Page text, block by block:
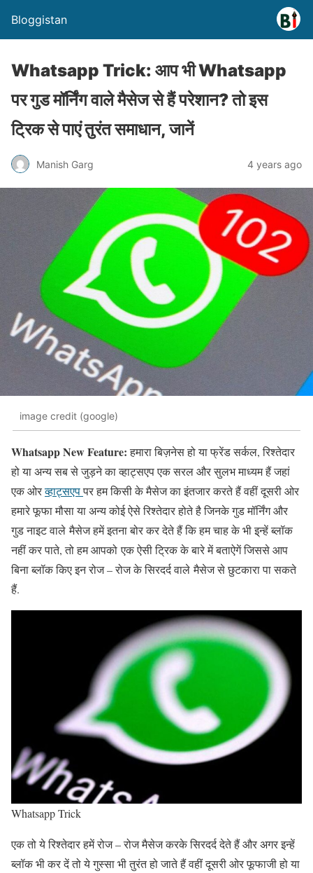
Bloggistan
Whatsapp Trick: आप भी Whatsapp
पर गुड मॉर्निंग वाले मैसेज से हैं परेशान? तो इस
ट्रिक से पाएं तुरंत समाधान, जानें
Manish Garg 4 years ago
image credit (google)
Whatsapp New Feature:हमारा बिज़नेस हो या फ्रेंड सर्कल, रिश्तेदार
हो या अन्य सब से जुड़ने का व्हाट्सएप एक सरल और सुलभ माध्यम हैं जहां
एक ओरव्हाट्सएपपर हम किसी के मैसेज का इंतजार करते हैं वहीं दूसरी ओर
हमारे फूफा मौसा या अन्य कोई ऐसे रिश्तेदार होते है जिनके गुड मॉर्निंग और
गुड नाइट वाले मैसेज हमें इतना बोर कर देते हैं कि हम चाह के भी इ्न्हें ब्लॉक
नहीं कर पाते, तो हम आपको एक ऐसी ट्रिक के बारे में बताऐगें जिससे आप
बिना ब्लॉक किए इन रोज – रोज के सिरदर्द वाले मैसेज से छुटकारा पा सकते
हैं.
Whatsapp Trick
एक तो ये रिश्तेदार हमें रोज – रोज मैसेज करके सिरदर्द देते हैं और अगर इन्हें
ब्लॉक भी कर दें तो ये गुस्सा भी तुरंत हो जाते हैं वहीं दूसरी ओर फूफाजी हो या